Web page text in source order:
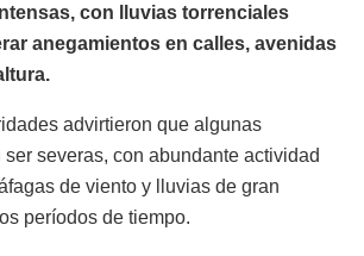
con lluvias torrenciales
anegamientos en calles, avenidas
advirtieron que algunas
severas, con abundante actividad
de viento y lluvias de gran
períodos de tiempo.